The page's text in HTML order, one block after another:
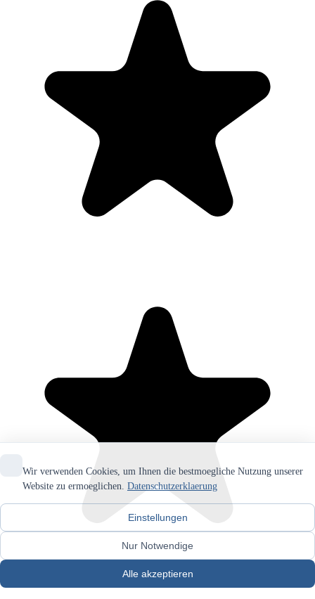
Wir verwenden Cookies, um Ihnen die bestmoegliche Nutzung unserer
Website zu ermoeglichen. Datenschutzerklaerung
Einstellungen
Nur Notwendige
Alle akzeptieren